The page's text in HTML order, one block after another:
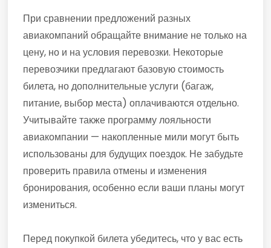
При сравнении предложений разных
авиакомпаний обращайте внимание не только на
цену, но и на условия перевозки. Некоторые
перевозчики предлагают базовую стоимость
билета, но дополнительные услуги (багаж,
питание, выбор места) оплачиваются отдельно.
Учитывайте также программу лояльности
авиакомпании — накопленные мили могут быть
использованы для будущих поездок. Не забудьте
проверить правила отмены и изменения
бронирования, особенно если ваши планы могут
измениться.
Перед покупкой билета убедитесь, что у вас есть